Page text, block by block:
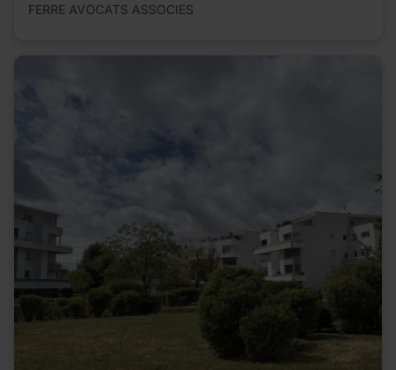
FERRE AVOCATS ASSOCIES